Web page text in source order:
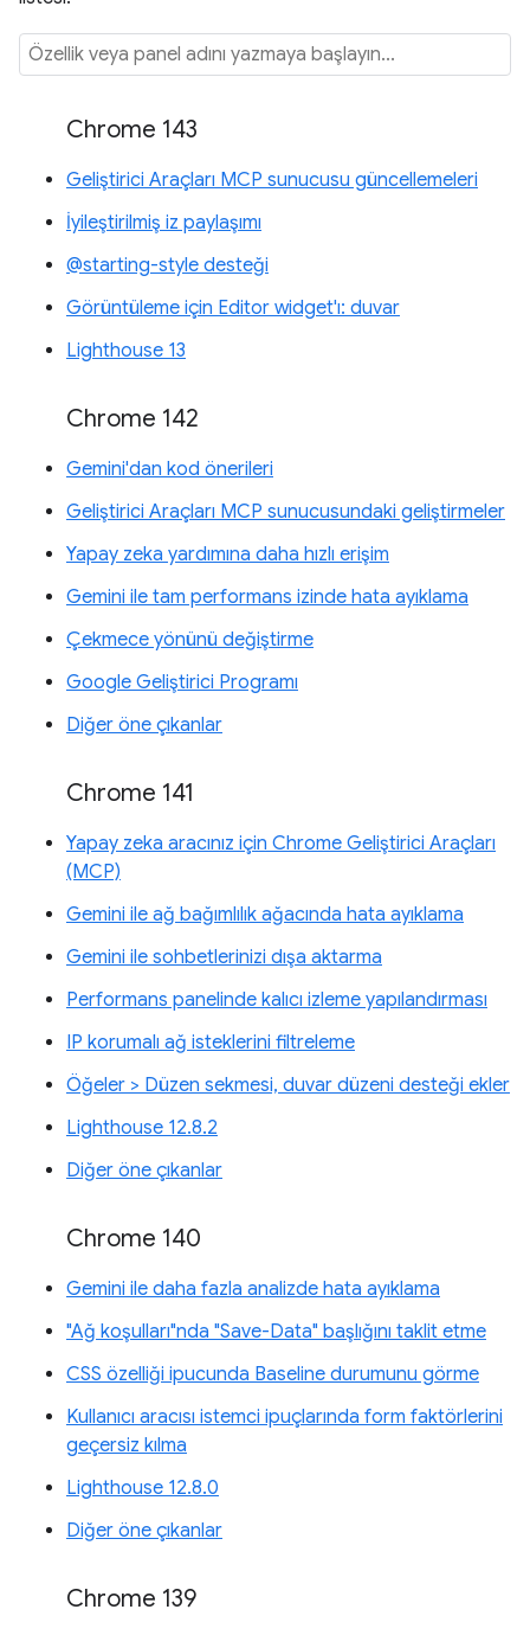
Chrome 143
Geliştirici Araçları MCP sunucusu güncellemeleri
İyileştirilmiş iz paylaşımı
@starting-style desteği
Görüntüleme için Editor widget'ı: duvar
Lighthouse 13
Chrome 142
Gemini'dan kod önerileri
Geliştirici Araçları MCP sunucusundaki geliştirmeler
Yapay zeka yardımına daha hızlı erişim
Gemini ile tam performans izinde hata ayıklama
Çekmece yönünü değiştirme
Google Geliştirici Programı
Diğer öne çıkanlar
Chrome 141
Yapay zeka aracınız için Chrome Geliştirici Araçları
(MCP)
Gemini ile ağ bağımlılık ağacında hata ayıklama
Gemini ile sohbetlerinizi dışa aktarma
Performans panelinde kalıcı izleme yapılandırması
IP korumalı ağ isteklerini filtreleme
Öğeler > Düzen sekmesi, duvar düzeni desteği ekler
Lighthouse 12.8.2
Diğer öne çıkanlar
Chrome 140
Gemini ile daha fazla analizde hata ayıklama
"Ağ koşulları"nda "Save-Data" başlığını taklit etme
CSS özelliği ipucunda Baseline durumunu görme
Kullanıcı aracısı istemci ipuçlarında form faktörlerini
geçersiz kılma
Lighthouse 12.8.0
Diğer öne çıkanlar
Chrome 139